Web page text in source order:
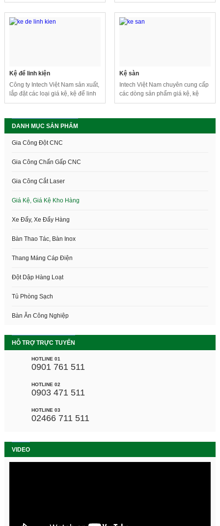
giúp lưu trữ, sắp xếp nhiều dòng
dàng.
xuất và chế tạo theo yêu cầu lắp
Kệ để linh kiện
Công ty Intech Việt Nam sản xuất,
lắp đặt các loại giá kệ, kệ để linh
kiện theo yêu cầu sử dụng của
Kệ sàn
Intech Việt Nam chuyên cung cấp
các dòng sản phẩm giá kệ, kệ
sàn,.. với nhiều kích thước và kiểu
sử dụng của khách hàng.
DANH MỤC SẢN PHẨM
Gia Công Đột CNC
Gia Công Chấn Gấp CNC
Gia Công Cắt Laser
Giá Kệ, Giá Kệ Kho Hàng
Xe Đẩy, Xe Đẩy Hàng
Bàn Thao Tác, Bàn Inox
Thang Máng Cáp Điện
Đột Dập Hàng Loạt
Tủ Phòng Sạch
Bàn Ăn Công Nghiệp
HỖ TRỢ TRỰC TUYẾN
HOTLINE 01
0901 761 511
HOTLINE 02
0903 471 511
HOTLINE 03
02466 711 511
VIDEO